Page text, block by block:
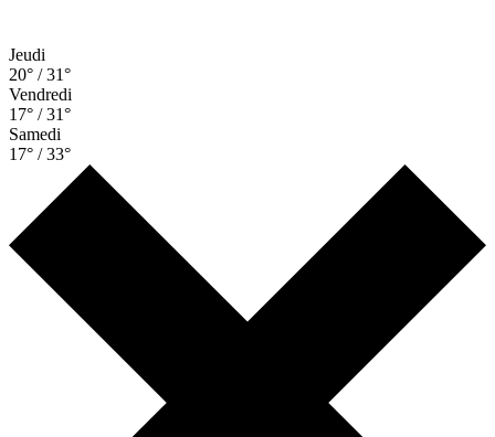
Jeudi
20° / 31°
Vendredi
17° / 31°
Samedi
17° / 33°